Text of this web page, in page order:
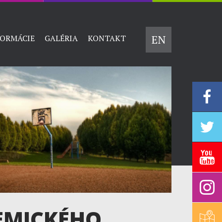
GALÉRIA KONTAKT EN